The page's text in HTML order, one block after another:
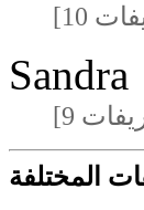
Sandra
المختلفة